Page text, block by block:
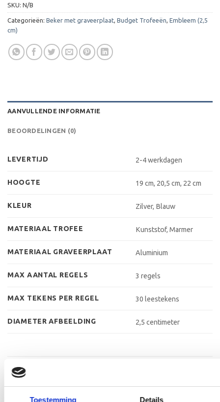
Toestemming Details
SKU: N/B
Categorieën: Beker met graveerplaat, Budget Trofeeën, Embleem (2,5
cm)
AANVULLENDE INFORMATIE
BEOORDELINGEN (0)
LEVERTIJD 2-4 werkdagen
HOOGTE 19 cm, 20,5 cm, 22 cm
KLEUR Zilver, Blauw
MATERIAAL TROFEE Kunststof, Marmer
MATERIAAL GRAVEERPLAAT Aluminium
MAX AANTAL REGELS 3 regels
MAX TEKENS PER REGEL 30 leestekens
DIAMETER AFBEELDING 2,5 centimeter
GERELATEERDE PRODUCTEN